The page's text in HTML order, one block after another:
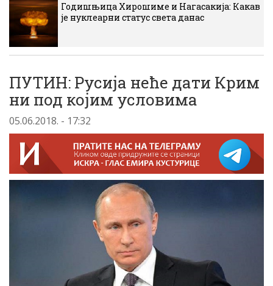
Годишњица Хирошиме и Нагасакија: Какав
је нуклеарни статус света данас
ПУТИН: Русија неће дати Крим
ни под којим условима
05.06.2018. - 17:32